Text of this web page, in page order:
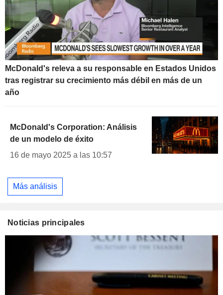
McDonald's releva a su responsable en Estados Unidos
tras registrar su crecimiento más débil en más de un
año
McDonald's Corporation: Análisis
de un modelo de éxito
16 de mayo 2025 a las 10:57
Más análisis
Noticias principales